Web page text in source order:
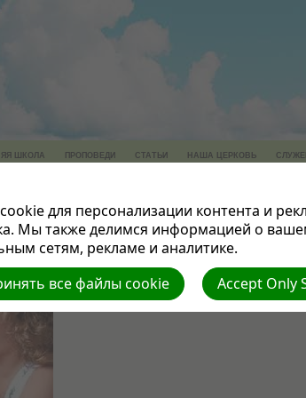
ШКОЛА ПРОПОВЕДИ СТАТЬИ НАША ЦЕРКОВЬ
для персонализации контента и
Мы также делимся информацией о
сетям, рекламе и аналитике.
Accept Only
все файлы cookie